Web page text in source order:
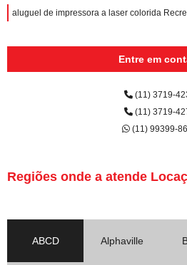
aluguel de impressora a laser colorida
Entre em
(11) 3719-
(11) 3719-
(11) 99399-
Regiões onde a atende
ABCD Alphaville